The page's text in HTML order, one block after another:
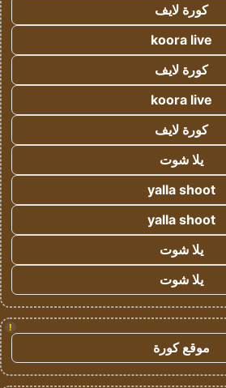
كورة لايف
koora live
كورة لايف
koora live
كورة لايف
يلا شوت
yalla shoot
yalla shoot
يلا شوت
يلا شوت
!
موقع كورة